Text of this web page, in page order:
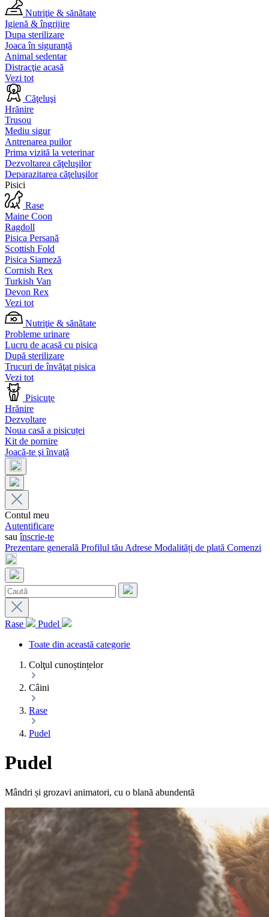
Nutriţie & sănătate
Igienă & îngrijire
Dupa sterilizare
Joaca în siguranță
Animal sedentar
Distracţie acasă
Vezi tot
Căţeluşi
Hrănire
Trusou
Mediu sigur
Antrenarea puilor
Prima vizită la veterinar
Dezvoltarea căţeluşilor
Deparazitarea căţeluşilor
Pisici
Rase
Maine Coon
Ragdoll
Pisica Persană
Scottish Fold
Pisica Siameză
Cornish Rex
Turkish Van
Devon Rex
Vezi tot
Nutriţie & sănătate
Probleme urinare
Lucru de acasă cu pisica
După sterilizare
Trucuri de învăţat pisica
Vezi tot
Pisicuţe
Hrănire
Dezvoltare
Noua casă a pisicuței
Kit de pornire
Joacă-te şi învaţă
Contul meu
Autentificare
sauînscrie-te
Prezentare generală Profilul tău Adrese Modalități de plată Comenzi
Rase
Pudel
Toate din această categorie
Colţul cunoștințelor
Câini
Rase
Pudel
Pudel
Mândri și grozavi animatori, cu o blană abundentă